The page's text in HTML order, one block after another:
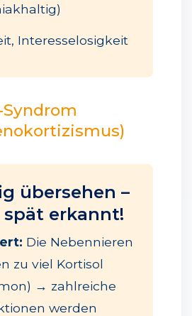
Interesselosigkeit
übersehen –
erkannt!
Die Nebennieren
zu viel Kortisol
→ zahlreiche
werden